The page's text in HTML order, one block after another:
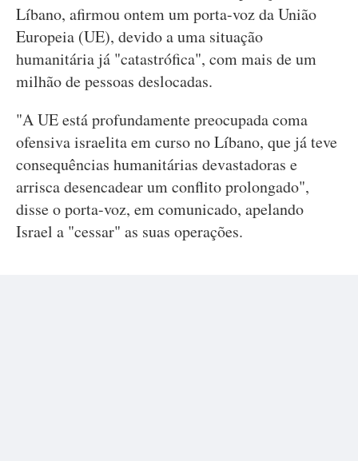
Líbano, afirmou ontem um porta-voz da União
Europeia (UE), devido a uma situação
humanitária já "catastrófica", com mais de um
milhão de pessoas deslocadas.
"A UE está profundamente preocupada coma
ofensiva israelita em curso no Líbano, que já teve
consequências humanitárias devastadoras e
arrisca desencadear um conflito prolongado",
disse o porta-voz, em comunicado, apelando
Israel a "cessar" as suas operações.